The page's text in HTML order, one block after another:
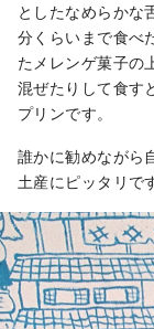
としたなめらかな
分くらいまで食べ
たメレンゲ菓子の
混ぜたりして食す
プリンです。
誰かに勧めながら
土産にピッタリで